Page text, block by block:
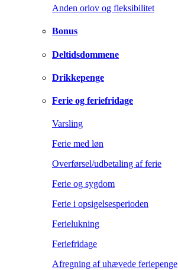
Anden orlov og fleksibilitet
Bonus
Deltidsdommene
Drikkepenge
Ferie og feriefridage
Varsling
Ferie med løn
Overførsel/udbetaling af ferie
Ferie og sygdom
Ferie i opsigelsesperioden
Ferielukning
Feriefridage
Afregning af uhævede feriepenge